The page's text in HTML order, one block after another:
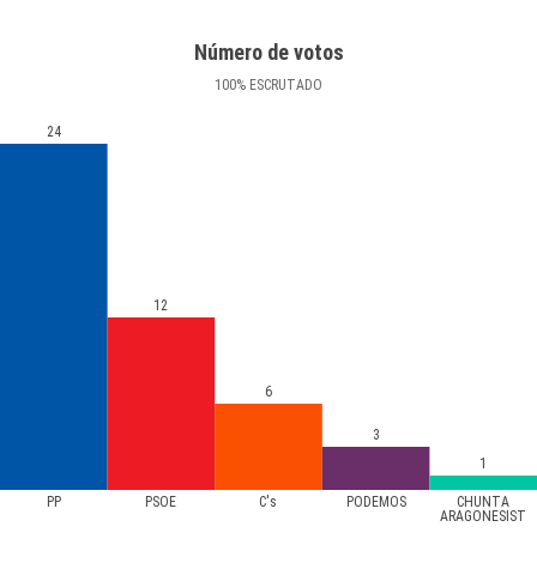
Número de votos
100% ESCRUTADO
PP PSOE C's PODEMOS
CHUNTA
ARAGONESIST
24
12
6
3
1